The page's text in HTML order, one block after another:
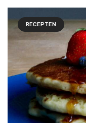
RECEPTEN